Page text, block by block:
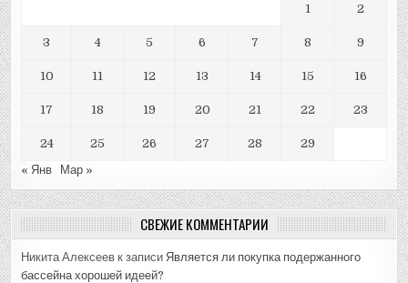
1 2
3 4 5 6 7 8 9
10 11 12 13 14 15 16
17 18 19 20 21 22 23
24 25 26 27 28
29
« Янв
Мар »
СВЕЖИЕ КОММЕНТАРИИ
Никита Алексеев к записи Является ли покупка подержанного
бассейна хорошей идеей?